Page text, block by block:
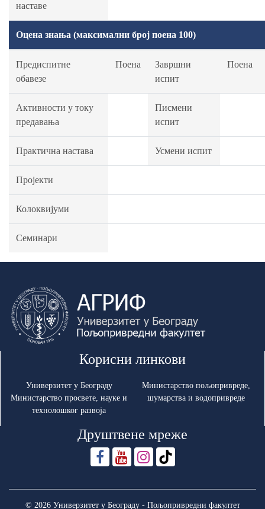
наставе
Оцена знања (максимални број поена 100)
Предиспитне
обавезе
Поена
Завршни
испит
Поена
Активности у току
предавања
Писмени
испит
Практична настава Усмени испит
Пројекти
Колоквијуми
Семинари
Корисни линкови
Универзитет у Београду
Министарство просвете, науке и
технолошког развоја
Министарство пољопривреде,
шумарства и водопривреде
Друштвене мреже
© 2026 Универзитет у Београду - Пољопривредни факултет